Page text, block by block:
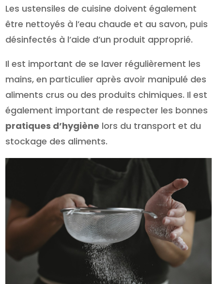
Les ustensiles de cuisine doivent également
être nettoyés à l’eau chaude et au savon, puis
désinfectés à l’aide d’un produit approprié.
Il est important de se laver régulièrement les
mains, en particulier après avoir manipulé des
aliments crus ou des produits chimiques. Il est
également important de respecter les bonnes
pratiques d’hygiène lors du transport et du
stockage des aliments.